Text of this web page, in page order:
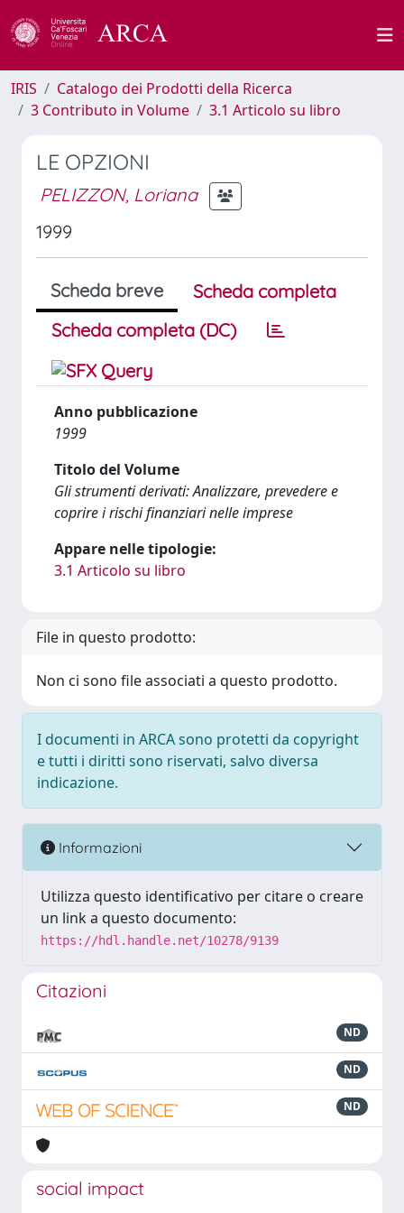
IRIS
Catalogo dei Prodotti della Ricerca
3 Contributo in Volume
3.1 Articolo su libro
LE OPZIONI
PELIZZON, Loriana
1999
Scheda breve
Scheda completa
Scheda completa (DC)
Anno pubblicazione
1999
Titolo del Volume
Gli strumenti derivati: Analizzare, prevedere e
coprire i rischi finanziari nelle imprese
Appare nelle tipologie:
3.1 Articolo su libro
File in questo prodotto:
Non ci sono file associati a questo prodotto.
I documenti in ARCA sono protetti da copyright
e tutti i diritti sono riservati, salvo diversa
indicazione.
Informazioni
Utilizza questo identificativo per citare o creare
un link a questo documento:
https://hdl.handle.net/10278/9139
Citazioni
ND
ND
ND
social impact